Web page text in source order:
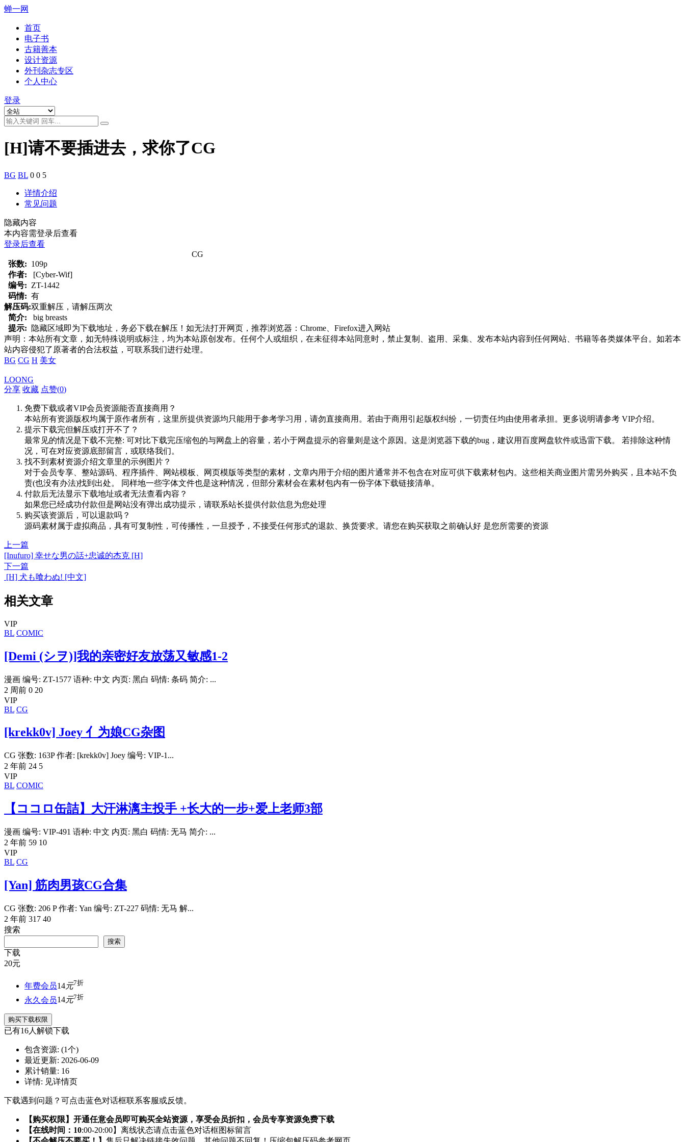
蝉一网
首页
电子书
古籍善本
设计资源
外刊杂志专区
个人中心
登录
[H]请不要插进去，求你了CG
BG BL 0 0 5
详情介绍
常见问题
隐藏内容
本内容需登录后查看
登录后查看
CG
张数: 109p
作者:
[Cyber-Wif]
编号: ZT-1442
码情: 有
解压码:双重解压，请解压两次
简介:
big breasts
提示:
隐藏区域即为下载地址，务必下载在解压！如无法打开网页，推荐浏览器：Chrome、Firefox进入网站
声明：本站所有文章，如无特殊说明或标注，均为本站原创发布。任何个人或组织，在未征得本站同意时，禁止复制、盗用、采集、发布本站内容到任何网站、书籍等各类媒体平台。如若本
站内容侵犯了原著者的合法权益，可联系我们进行处理。
BG CG H 美女
LOONG
分享 收藏 点赞(0)
免费下载或者VIP会员资源能否直接商用？
本站所有资源版权均属于原作者所有，这里所提供资源均只能用于参考学习用，请勿直接商用。若由于商用引起版权纠纷，一切责任均由使用者承担。更多说明请参考 VIP介绍。
提示下载完但解压或打开不了？
最常见的情况是下载不完整: 可对比下载完压缩包的与网盘上的容量，若小于网盘提示的容量则是这个原因。这是浏览器下载的bug，建议用百度网盘软件或迅雷下载。 若排除这种情
况，可在对应资源底部留言，或联络我们。
找不到素材资源介绍文章里的示例图片？
对于会员专享、整站源码、程序插件、网站模板、网页模版等类型的素材，文章内用于介绍的图片通常并不包含在对应可供下载素材包内。这些相关商业图片需另外购买，且本站不负
责(也没有办法)找到出处。 同样地一些字体文件也是这种情况，但部分素材会在素材包内有一份字体下载链接清单。
付款后无法显示下载地址或者无法查看内容？
如果您已经成功付款但是网站没有弹出成功提示，请联系站长提供付款信息为您处理
购买该资源后，可以退款吗？
源码素材属于虚拟商品，具有可复制性，可传播性，一旦授予，不接受任何形式的退款、换货要求。请您在购买获取之前确认好 是您所需要的资源
上一篇
[Inufuro] 幸せな男の話+忠诚的杰克 [H]
下一篇
[H] 犬も喰わぬ! [中文]
相关文章
VIP
BL COMIC
[Demi (シヲ)]我的亲密好友放荡又敏感1-2
漫画 编号: ZT-1577 语种: 中文 内页: 黑白 码情: 条码 简介: ...
2 周前 0 20
VIP
BL CG
[krekk0v] Joey 亻为娘CG杂图
CG 张数: 163P 作者: [krekk0v] Joey 编号: VIP-1...
2 年前 24 5
VIP
BL COMIC
【ココロ缶詰】大汗淋漓主投手 +长大的一步+爱上老师3部
漫画 编号: VIP-491 语种: 中文 内页: 黑白 码情: 无马 简介: ...
2 年前 59 10
VIP
BL CG
[Yan] 筋肉男孩CG合集
CG 张数: 206 P 作者: Yan 编号: ZT-227 码情: 无马 解...
2 年前 317 40
搜索
搜索
下载
20元
年费会员14元7折
永久会员14元7折
购买下载权限
已有16人解锁下载
包含资源: (1个)
最近更新: 2026-06-09
累计销量: 16
详情: 见详情页
下载遇到问题？可点击蓝色对话框联系客服或反馈。
【购买权限】开通任意会员即可购买全站资源，享受会员折扣，会员专享资源免费下载
【在线时间：10:00-20:00】离线状态请点击蓝色对话框图标留言